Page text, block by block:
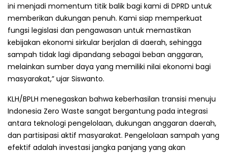
ini menjadi momentum titik balik bagi kami di DPRD untuk
memberikan dukungan penuh. Kami siap memperkuat
fungsi legislasi dan pengawasan untuk memastikan
kebijakan ekonomi sirkular berjalan di daerah, sehingga
sampah tidak lagi dipandang sebagai beban anggaran,
melainkan sumber daya yang memiliki nilai ekonomi bagi
masyarakat,” ujar Siswanto.
KLH/BPLH menegaskan bahwa keberhasilan transisi menuju
Indonesia Zero Waste sangat bergantung pada integrasi
antara teknologi pengelolaan, dukungan anggaran daerah,
dan partisipasi aktif masyarakat. Pengelolaan sampah yang
efektif adalah investasi jangka panjang yang akan